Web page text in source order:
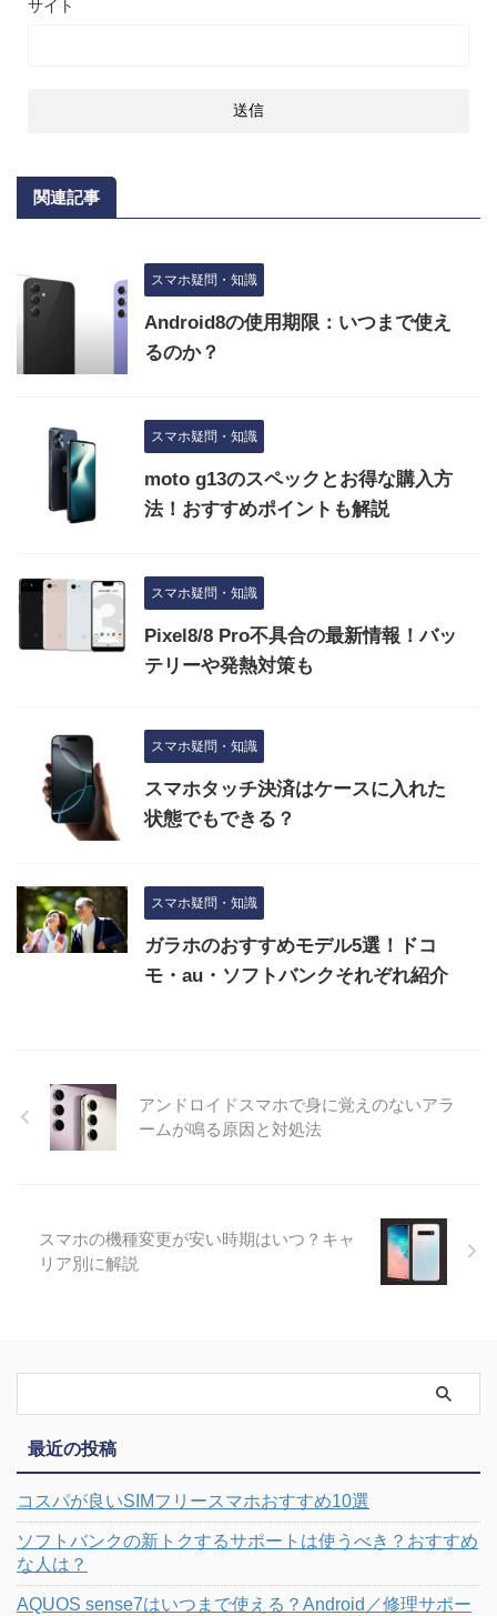
サイト
関連記事
スマホ疑問・知識
Android8の使用期限：いつまで使え
るのか？
スマホ疑問・知識
moto g13のスペックとお得な購入方
法！おすすめポイントも解説
スマホ疑問・知識
Pixel8/8 Pro不具合の最新情報！バッ
テリーや発熱対策も
スマホ疑問・知識
スマホタッチ決済はケースに入れた
状態でもできる？
スマホ疑問・知識
ガラホのおすすめモデル5選！ドコ
モ・au・ソフトバンクそれぞれ紹介
アンドロイドスマホで身に覚えのないアラ
ームが鳴る原因と対処法
スマホの機種変更が安い時期はいつ？キャ
リア別に解説
最近の投稿
コスパが良いSIMフリースマホおすすめ10選
ソフトバンクの新トクするサポートは使うべき？おすすめ
な人は？
AQUOS sense7はいつまで使える？Android／修理サポー